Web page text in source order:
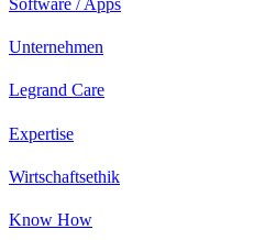
Unternehmen
Legrand Care
Expertise
Wirtschaftsethik
Know How